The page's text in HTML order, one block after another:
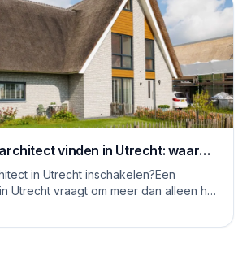
vinden in Utrecht: waar
in Utrecht inschakelen?Een
Utrecht vraagt om meer dan alleen het